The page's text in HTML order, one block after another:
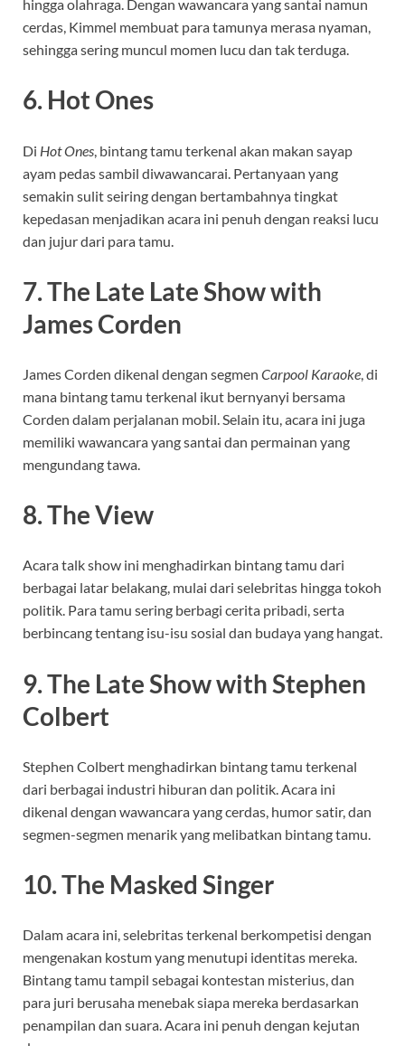
hingga olahraga. Dengan wawancara yang santai namun
cerdas, Kimmel membuat para tamunya merasa nyaman,
sehingga sering muncul momen lucu dan tak terduga.
6. Hot Ones
Di Hot Ones , bintang tamu terkenal akan makan sayap
ayam pedas sambil diwawancarai. Pertanyaan yang
semakin sulit seiring dengan bertambahnya tingkat
kepedasan menjadikan acara ini penuh dengan reaksi lucu
dan jujur dari para tamu.
7. The Late Late Show with
James Corden
James Corden dikenal dengan segmen Carpool Karaoke, di
mana bintang tamu terkenal ikut bernyanyi bersama
Corden dalam perjalanan mobil. Selain itu, acara ini juga
memiliki wawancara yang santai dan permainan yang
mengundang tawa.
8. The View
Acara talk show ini menghadirkan bintang tamu dari
berbagai latar belakang, mulai dari selebritas hingga tokoh
politik. Para tamu sering berbagi cerita pribadi, serta
berbincang tentang isu-isu sosial dan budaya yang hangat.
9. The Late Show with Stephen
Colbert
Stephen Colbert menghadirkan bintang tamu terkenal
dari berbagai industri hiburan dan politik. Acara ini
dikenal dengan wawancara yang cerdas, humor satir, dan
segmen-segmen menarik yang melibatkan bintang tamu.
10. The Masked Singer
Dalam acara ini, selebritas terkenal berkompetisi dengan
mengenakan kostum yang menutupi identitas mereka.
Bintang tamu tampil sebagai kontestan misterius, dan
para juri berusaha menebak siapa mereka berdasarkan
penampilan dan suara. Acara ini penuh dengan kejutan